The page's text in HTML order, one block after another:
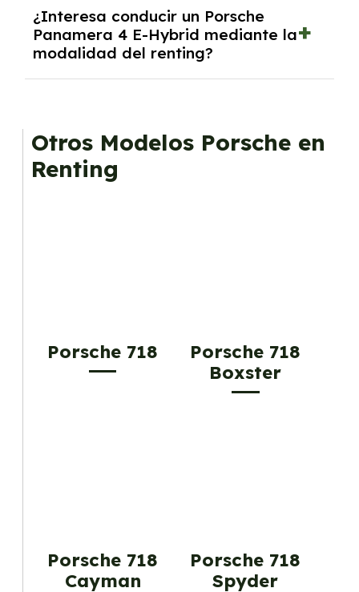
renting se puede adquirir el coche. En este
caso tendrán que analizar los años, la
cantidad de kilómetros recorridos y el coste
del mercado actual.
¿Interesa conducir un Porsche
Panamera 4 E-Hybrid mediante la
modalidad del renting?
gusta cambiar de coche cada pocos años.
Otros Modelos Porsche en
Renting
Porsche 718
Porsche 718
Boxster
Porsche 718
Cayman
Porsche 718
Spyder